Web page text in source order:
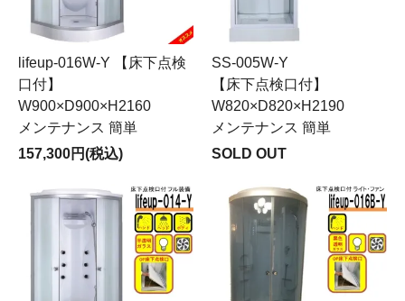
lifeup-016W-Y 【床下点検
口付】
W900×D900×H2160
メンテナンス 簡単
157,300円(税込)
SS-005W-Y
【床下点検口付】
W820×D820×H2190
メンテナンス 簡単
SOLD OUT